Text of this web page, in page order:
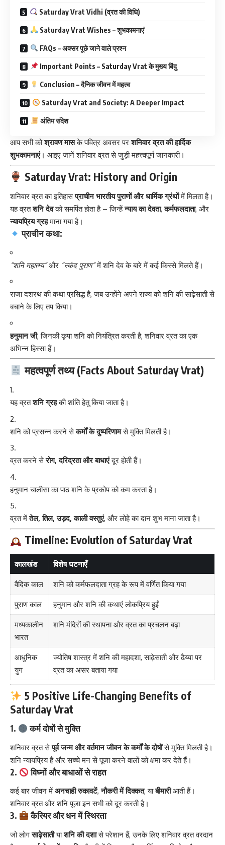
Saturday Vrat Vidhi (व्रत की विधि)
Saturday Vrat Wishes – शुभकामनाएं
FAQs – अक्सर पूछे जाने वाले प्रश्न
Important Points – Saturday Vrat के मुख्य बिंदु
Conclusion – दैनिक जीवन में महत्व
Saturday Vrat and Society: A Deeper Impact
अंतिम संदेश
आप सभी कोश्रावण मासके पवित्र अवसर परशनिवार व्रत की हार्दिक
शुभकामनाएं। आइए जानें शनिवार व्रत से जुड़ी महत्त्वपूर्ण जानकारी।
Saturday Vrat: History and Origin
शनिवार व्रत का इतिहासप्राचीन भारतीय पुराणों और धार्मिक ग्रंथोंमें मिलता है।
यह व्रतशनि देवको समर्पित होता है – जिन्हेंन्याय का देवता,कर्मफलदाता, और
न्यायप्रिय ग्रहमाना गया है।
प्राचीन कथा:
“शनि महात्म्य”और “स्कंद पुराण”में शनि देव के बारे में कई किस्से मिलते हैं।
राजा दशरथ की कथा प्रसिद्ध है, जब उन्होंने अपने राज्य को शनि की साढ़ेसाती से
बचाने के लिए तप किया।
हनुमान जी, जिनकी कृपा शनि को नियंत्रित करती है, शनिवार व्रत का एक
अभिन्न हिस्सा हैं।
महत्वपूर्ण तथ्य (Facts About Saturday Vrat)
यह व्रतशनि ग्रहकी शांति हेतु किया जाता है।
शनि को प्रसन्न करने सेकर्मों के दुष्परिणामसे मुक्ति मिलती है।
व्रत करने सेरोग, दरिद्रता और बाधाएंदूर होती हैं।
हनुमान चालीसा का पाठ शनि के प्रकोप को कम करता है।
व्रत मेंतेल, तिल, उड़द, काली वस्तुएं, और लोहे का दान शुभ माना जाता है।
Timeline: Evolution of Saturday Vrat
कालखंड विशेष घटनाएँ
वैदिक काल शनि को कर्मफलदाता ग्रह के रूप में वर्णित किया गया
पुराण काल हनुमान और शनि की कथाएं लोकप्रिय हुईं
मध्यकालीन
भारत
शनि मंदिरों की स्थापना और व्रत का प्रचलन बढ़ा
आधुनिक
युग
ज्योतिष शास्त्र में शनि की महादशा, साढ़ेसाती और ढैय्या पर
व्रत का असर बताया गया
5 Positive Life-Changing Benefits of
Saturday Vrat
1. कर्म दोषों से मुक्ति
शनिवार व्रत सेपूर्व जन्म और वर्तमान जीवन के कर्मों के दोषोंसे मुक्ति मिलती है।
शनि न्यायप्रिय हैं और सच्चे मन से पूजा करने वालों को क्षमा कर देते हैं।
2. विघ्नों और बाधाओं से राहत
कई बार जीवन में अनचाही रुकावटें,नौकरी में दिक्कत, याबीमारीआती हैं।
शनिवार व्रत और शनि पूजा इन सभी को दूर करती है।
3. कैरियर और धन में स्थिरता
जो लोगसाढ़ेसातीयाशनि की दशासे परेशान हैं, उनके लिए शनिवार व्रत वरदान